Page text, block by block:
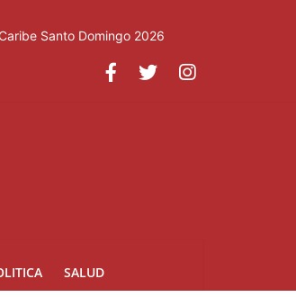
Santo Domingo 2026
SALUD